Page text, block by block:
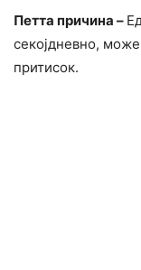
Петта причина –
секојдневно,
притисок.